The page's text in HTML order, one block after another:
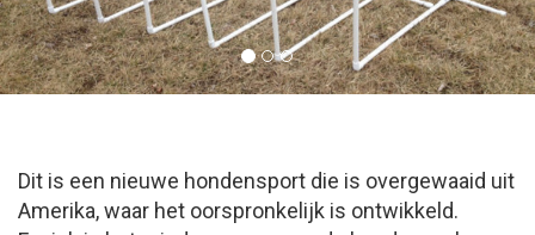
Dit is een nieuwe hondensport die is overgewaaid uit
Amerika, waar het oorspronkelijk is ontwikkeld.